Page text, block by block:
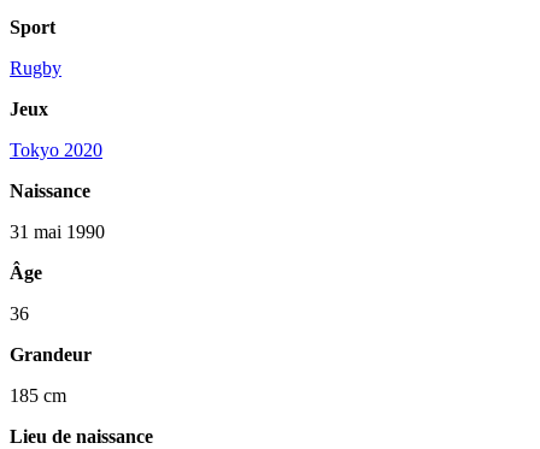
Sport
Rugby
Jeux
Tokyo 2020
Naissance
31 mai 1990
Âge
36
Grandeur
185 cm
Lieu de naissance